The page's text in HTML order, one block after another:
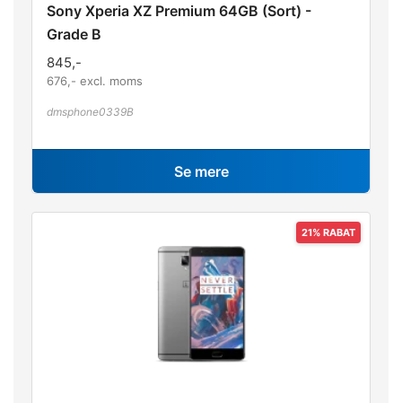
Sony Xperia XZ Premium 64GB (Sort) -
Grade B
845,-
676 ,- excl. moms
dmsphone0339B
Se mere